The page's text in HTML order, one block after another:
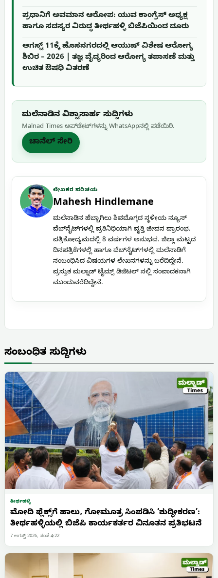
ಪ್ರಧಾನಿಗೆ ಅವಮಾನ ಆರೋಪ: ಯುವ ಕಾಂಗ್ರೆಸ್ ಅಧ್ಯಕ್ಷ
ಹಾಗೂ ಸದಸ್ಯರ ವಿರುದ್ಧ ತೀರ್ಥಹಳ್ಳಿ ಬಿಜೆಪಿಯಿಂದ ದೂರು
ಆಗಸ್ಟ್ 11ಕ್ಕೆ ಹೊಸನಗರದಲ್ಲಿ ಆಯುಷ್ ವಿಶೇಷ ಆರೋಗ್ಯ
ಶಿಬಿರ – 2026 | ತಜ್ಞ ವೈದ್ಯರಿಂದ ಆರೋಗ್ಯ ತಪಾಸಣೆ ಮತ್ತು
ಉಚಿತ ಔಷಧಿ ವಿತರಣೆ
ಮಲೆನಾಡಿನ ವಿಶ್ವಾಸಾರ್ಹ ಸುದ್ದಿಗಳು
Malnad Times ಅಪ್‌ಡೇಟ್‌ಗಳನ್ನು WhatsApp‌ನಲ್ಲಿ ಪಡೆಯಿರಿ.
ಚಾನೆಲ್ ಸೇರಿ
ಲೇಖಕರ ಪರಿಚಯ
Mahesh Hindlemane
ಮಲೆನಾಡಿನ ಹೆಬ್ಬಾಗಿಲು ಶಿವಮೊಗ್ಗದ ಸ್ಥಳೀಯ ನ್ಯೂಸ್
ವೆಬ್‌ಸೈಟ್‌ಗಳಲ್ಲಿ ಪ್ರತಿನಿಧಿಯಾಗಿ ವೃತ್ತಿ ಜೀವನ ಪ್ರಾರಂಭ.
ಪತ್ರಿಕೋದ್ಯಮದಲ್ಲಿ 8 ವರ್ಷಗಳ ಅನುಭವ. ಜಿಲ್ಲಾ ಮಟ್ಟದ
ದಿನಪತ್ರಿಕೆಗಳಲ್ಲಿ ಹಾಗೂ ವೆಬ್‌ಸೈಟ್‌ಗಳಲ್ಲಿ ಮಲೆನಾಡಿಗೆ
ಸಂಬಂಧಿಸಿದ ವಿಷಯಗಳ ಲೇಖನಗಳನ್ನು ಬರೆದಿದ್ದೇನೆ.
ಪ್ರಸ್ತುತ ಮಲ್ನಾಡ್ ಟೈಮ್ಸ್ ಡಿಜಿಟಲ್ ನಲ್ಲಿ ಸಂಪಾದಕನಾಗಿ
ಮುಂದುವರೆದಿದ್ದೇನೆ.
ಸಂಬಂಧಿತ ಸುದ್ದಿಗಳು
ತೀರ್ಥಹಳ್ಳಿ
ಮೋದಿ ಫ್ಲೆಕ್ಸ್‌ಗೆ ಹಾಲು, ಗೋಮೂತ್ರ ಸಿಂಪಡಿಸಿ ‘ಶುದ್ಧೀಕರಣ’:
ತೀರ್ಥಹಳ್ಳಿಯಲ್ಲಿ ಬಿಜೆಪಿ ಕಾರ್ಯಕರ್ತರ ವಿನೂತನ ಪ್ರತಿಭಟನೆ
7 ಆಗಸ್ಟ್ 2026, ಸಂಜೆ 4:22